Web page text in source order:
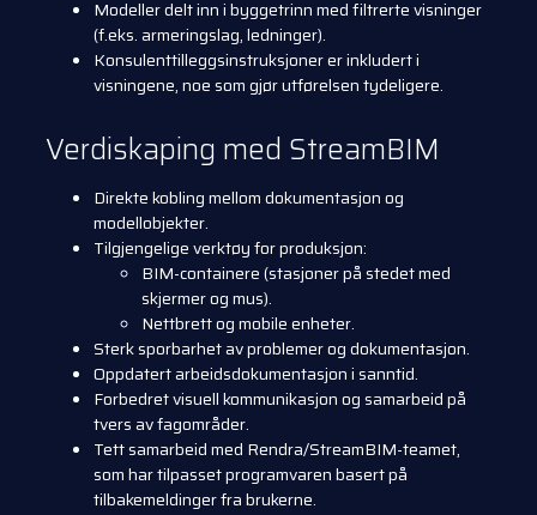
Modeller delt inn i byggetrinn med filtrerte visninger
(f.eks. armeringslag, ledninger).
Konsulenttilleggsinstruksjoner er inkludert i
visningene, noe som gjør utførelsen tydeligere.
Verdiskaping med StreamBIM
Direkte kobling mellom dokumentasjon og
modellobjekter.
Tilgjengelige verktøy for produksjon:
BIM-containere (stasjoner på stedet med
skjermer og mus).
Nettbrett og mobile enheter.
Sterk sporbarhet av problemer og dokumentasjon.
Oppdatert arbeidsdokumentasjon i sanntid.
Forbedret visuell kommunikasjon og samarbeid på
tvers av fagområder.
Tett samarbeid med Rendra/StreamBIM-teamet,
som har tilpasset programvaren basert på
tilbakemeldinger fra brukerne.